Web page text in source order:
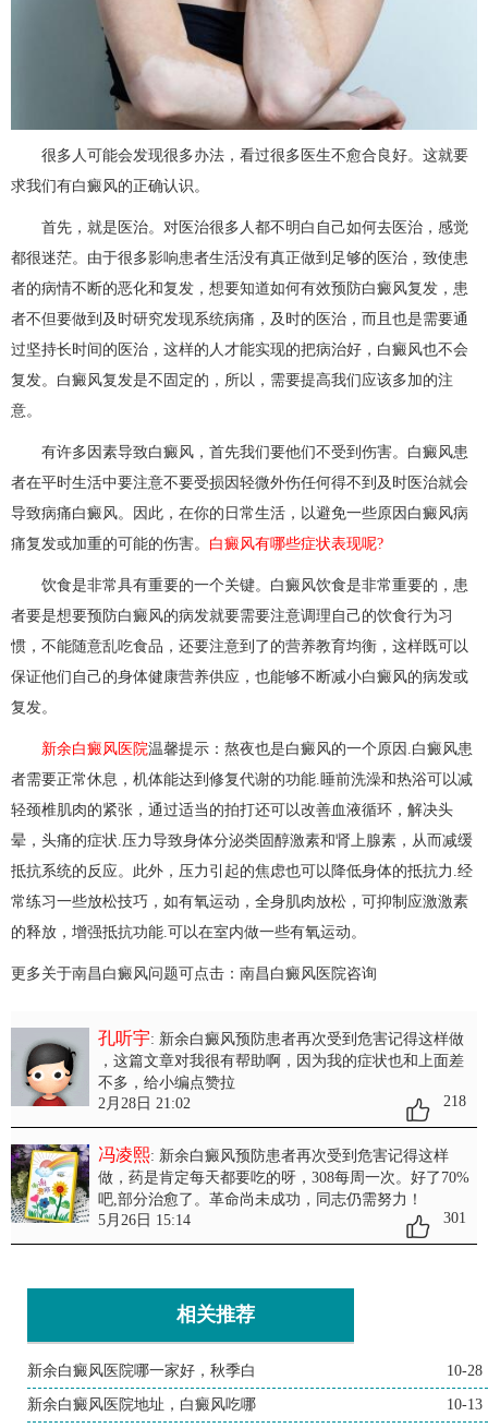
很多人可能会发现很多办法，看过很多医生不愈合良好。这就要
求我们有白癜风的正确认识。
首先，就是医治。对医治很多人都不明白自己如何去医治，感觉
都很迷茫。由于很多影响患者生活没有真正做到足够的医治，致使患
者的病情不断的恶化和复发，想要知道如何有效预防白癜风复发，患
者不但要做到及时研究发现系统病痛，及时的医治，而且也是需要通
过坚持长时间的医治，这样的人才能实现的把病治好，白癜风也不会
复发。白癜风复发是不固定的，所以，需要提高我们应该多加的注
意。
有许多因素导致白癜风，首先我们要他们不受到伤害。白癜风患
者在平时生活中要注意不要受损因轻微外伤任何得不到及时医治就会
导致病痛白癜风。因此，在你的日常生活，以避免一些原因白癜风病
痛复发或加重的可能的伤害。 白癜风有哪些症状表现呢?
饮食是非常具有重要的一个关键。白癜风饮食是非常重要的，患
者要是想要预防白癜风的病发就要需要注意调理自己的饮食行为习
惯，不能随意乱吃食品，还要注意到了的营养教育均衡，这样既可以
保证他们自己的身体健康营养供应，也能够不断减小白癜风的病发或
复发。
新余白癜风医院温馨提示：熬夜也是白癜风的一个原因.白癜风患
者需要正常休息，机体能达到修复代谢的功能.睡前洗澡和热浴可以减
轻颈椎肌肉的紧张，通过适当的拍打还可以改善血液循环，解决头
晕，头痛的症状.压力导致身体分泌类固醇激素和肾上腺素，从而减缓
抵抗系统的反应。此外，压力引起的焦虑也可以降低身体的抵抗力.经
常练习一些放松技巧，如有氧运动，全身肌肉放松，可抑制应激激素
的释放，增强抵抗功能.可以在室内做一些有氧运动。
更多关于南昌白癜风问题可点击： 南昌白癜风医院咨询
孔听宇: 新余白癜风预防患者再次受到危害记得这样做
，这篇文章对我很有帮助啊，因为我的症状也和上面差
不多，给小编点赞拉
2月28日 21:02
218
冯凌熙: 新余白癜风预防患者再次受到危害记得这样
做 ，药是肯定每天都要吃的呀，308每周一次。好了70%
吧,部分治愈了。革命尚未成功，同志仍需努力！
5月26日 15:14
301
相关推荐
新余白癜风医院哪一家好，秋季白 10-28
新余白癜风医院地址，白癜风吃哪 10-13